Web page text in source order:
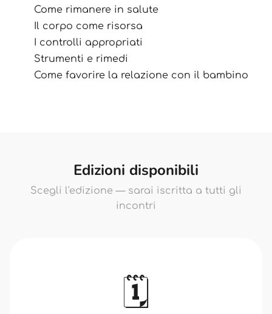
Come rimanere in salute
Il corpo come risorsa
I controlli appropriati
Strumenti e rimedi
Come favorire la relazione con il bambino
Edizioni disponibili
Scegli l'edizione — sarai iscritta a tutti gli
incontri
🗓️